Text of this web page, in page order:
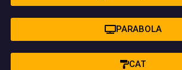
PARABOLA
CAT